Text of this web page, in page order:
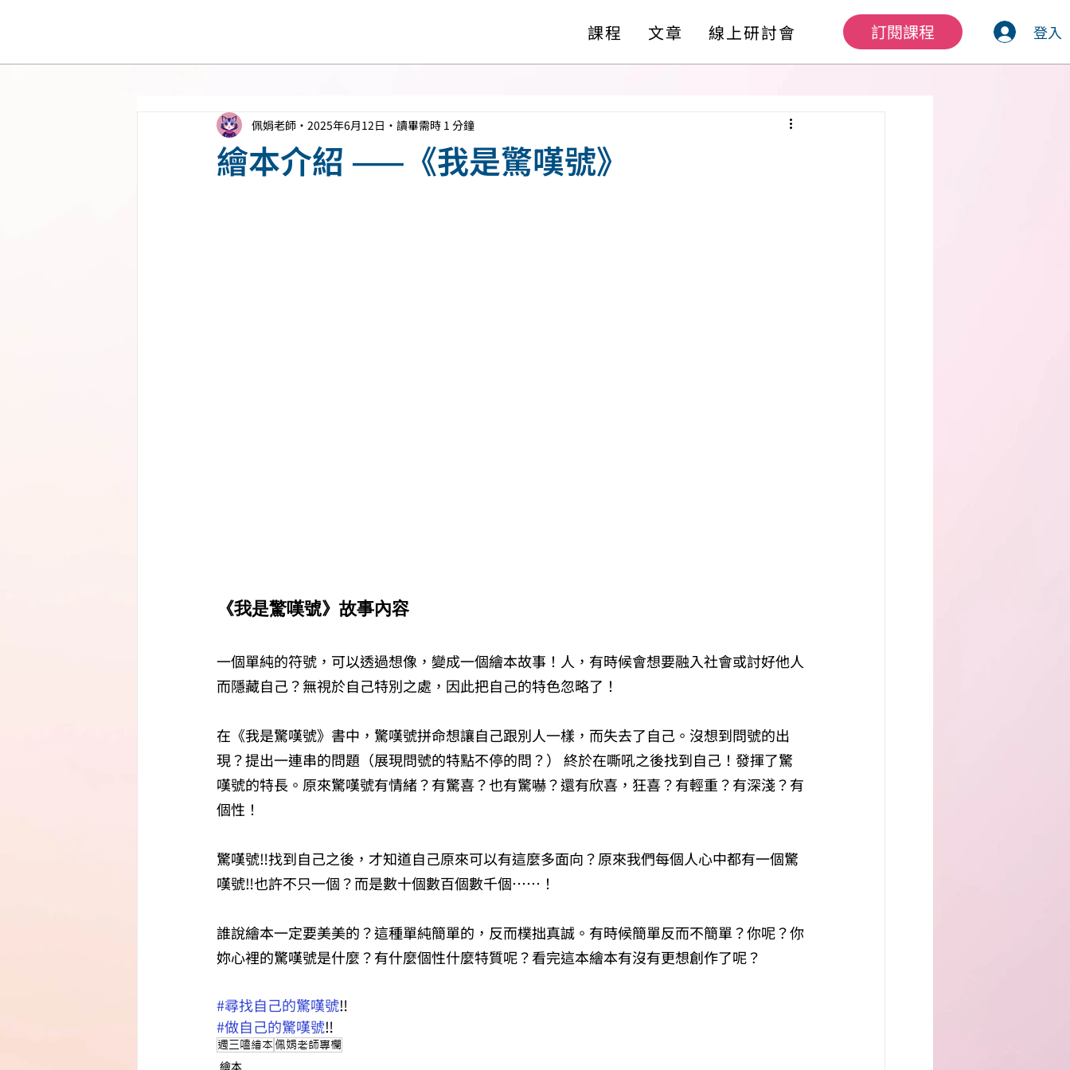
登入
課程 文章 線上研討會 訂閱課程
繪本介紹 ——《我是驚嘆號》
佩娟老師 2025年6月12日 讀畢需時 1 分鐘
《我是驚嘆號》故事內容
一個單純的符號，可以透過想像，變成一個繪本故事！人，有時候會想要融入社會或討好他人
而隱藏自己？無視於自己特別之處，因此把自己的特色忽略了！
在《我是驚嘆號》書中，驚嘆號拼命想讓自己跟別人一樣，而失去了自己。沒想到問號的出
現？提出一連串的問題（展現問號的特點不停的問？） 終於在嘶吼之後找到自己！發揮了驚
嘆號的特長。原來驚嘆號有情緒？有驚喜？也有驚嚇？還有欣喜，狂喜？有輕重？有深淺？有
個性！
驚嘆號‼️找到自己之後，才知道自己原來可以有這麼多面向？原來我們每個人心中都有一個驚
嘆號‼️也許不只一個？而是數十個數百個數千個⋯⋯！
誰說繪本一定要美美的？這種單純簡單的，反而樸拙真誠。有時候簡單反而不簡單？你呢？你
妳心裡的驚嘆號是什麼？有什麼個性什麼特質呢？看完這本繪本有沒有更想創作了呢？
#尋找自己的驚嘆號‼️
#做自己的驚嘆號‼️
週三嗑繪本 佩娟老師專欄
繪本